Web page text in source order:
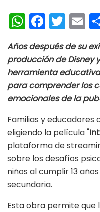
W
at
s
A
p
p
Fa
b
oo
k
T
tt
er
E
ai
l
Años después de su
producción de Disney
herramienta
para comprender los
emocionales de la
Familias y educadores
eligiendo la película
plataforma de
sobre los desafíos
niños al cumplir 13
secundaria.
Esta obra permite que